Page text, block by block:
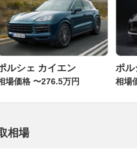
ルシェ カイエン
場価格 〜276.5万円
ポル
相場
相場